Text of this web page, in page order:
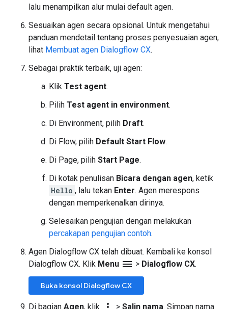
lalu menampilkan alur mulai default agen.
Sesuaikan agen secara opsional. Untuk mengetahui
panduan mendetail tentang proses penyesuaian agen,
lihat Membuat agen Dialogflow CX.
Sebagai praktik terbaik, uji agen:
Klik Test agent.
Pilih Test agent in environment.
Di Environment, pilih Draft.
Di Flow, pilih Default Start Flow.
Di Page, pilih Start Page.
Di kotak penulisan Bicara dengan agen, ketik
Hello , lalu tekan Enter. Agen merespons
dengan memperkenalkan dirinya.
Selesaikan pengujian dengan melakukan
percakapan pengujian contoh.
Agen Dialogflow CX telah dibuat. Kembali ke konsol
Dialogflow CX. Klik Menu menu > Dialogflow CX.
Buka konsol Dialogflow CX
Di bagian Agen, klik > Salin nama. Simpan nama